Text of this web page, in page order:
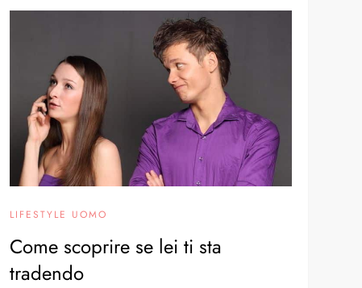
LIFESTYLE UOMO
Come scoprire se lei ti sta
tradendo